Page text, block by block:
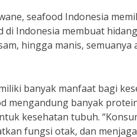
seafood Indonesia
di Indonesia membuat
hingga manis, semuanya
banyak manfaat bagi
mengandung banyak
kesehatan tubuh.
fungsi otak, dan